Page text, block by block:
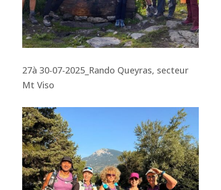
27à 30-07-2025_Rando Queyras, secteur
Mt Viso